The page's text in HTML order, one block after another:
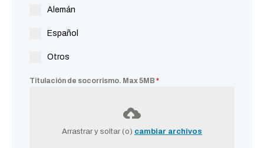
Alemán
Español
Otros
Titulación de socorrismo. Max 5MB *
Arrastrar y soltar (o) cambiar archivos